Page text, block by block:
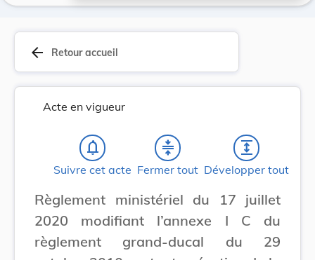
arrow_back Retour accueil
Acte en vigueur
notifications_none
Suivre cet acte
compress
Fermer tout
expand
Développer tout
Règlement ministériel du 17 juillet
2020 modifiant l’annexe I C du
règlement grand-ducal du 29